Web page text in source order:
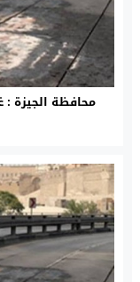
محافظة الجيزة :